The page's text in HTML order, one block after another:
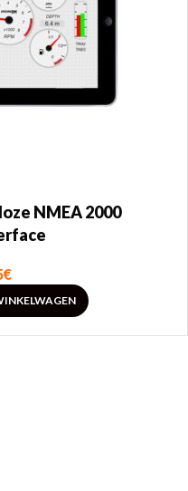
NMEA 2000
€